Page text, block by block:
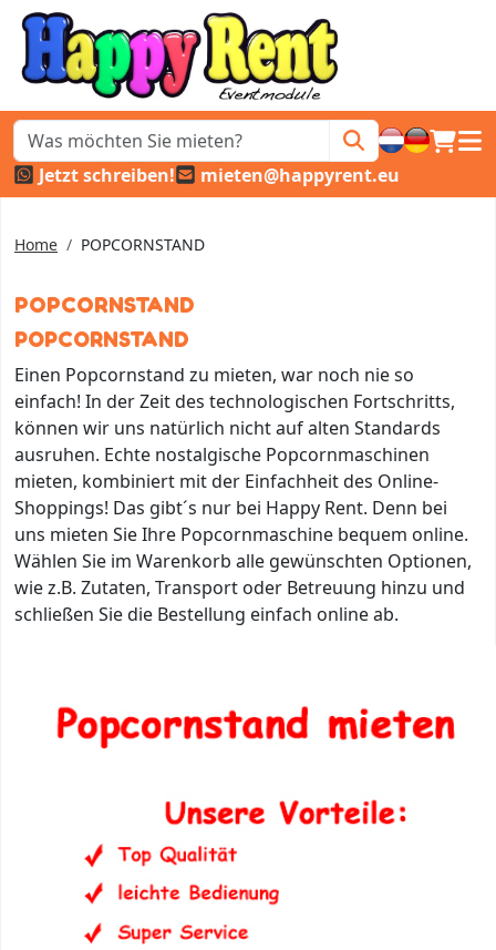
Jetzt schreiben!
mieten@happyrent.eu
Home POPCORNSTAND
POPCORNSTAND
POPCORNSTAND
Einen Popcornstand zu mieten, war noch nie so
einfach! In der Zeit des technologischen Fortschritts,
können wir uns natürlich nicht auf alten Standards
ausruhen. Echte nostalgische Popcornmaschinen
mieten, kombiniert mit der Einfachheit des Online-
Shoppings! Das gibt´s nur bei Happy Rent. Denn bei
uns mieten Sie Ihre Popcornmaschine bequem online.
Wählen Sie im Warenkorb alle gewünschten Optionen,
wie z.B. Zutaten, Transport oder Betreuung hinzu und
schließen Sie die Bestellung einfach online ab.